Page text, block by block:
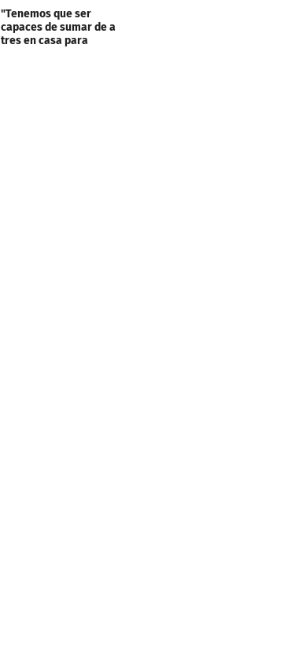
"Tenemos que ser
capaces de sumar de a
tres en casa para